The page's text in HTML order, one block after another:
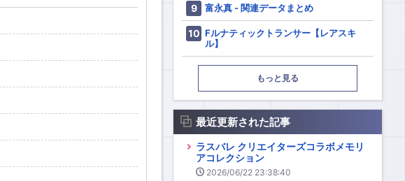
富永真 - 関連データまとめ
Fルナティックトランサー【レアスキ
ル】
もっと見る
最近更新された記事
ラスバレ クリエイターズコラボメモリ
アコレクション
2026/06/22 23:38:40